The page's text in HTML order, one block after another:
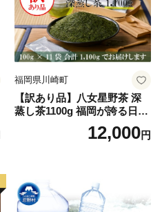
福岡県川崎町
【訳あり品】八女星野茶 深
蒸し茶1100g 福岡が誇る日本
茶_ 訳アリ 常温 お茶 茶袋 常
備品 おちゃ ocha 茶葉 緑茶
小分け お土産 お取り寄せ グ
ルメ 福岡 九州 福岡県 国産
12,000円